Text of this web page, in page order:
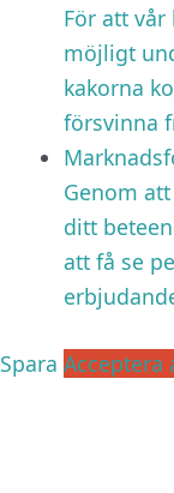
För att
möjligt
kakorna
försvinna
Genom
ditt
att få se
Spara Acceptera